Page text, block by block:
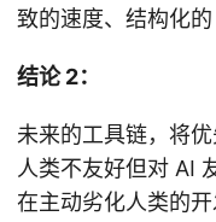
致的速度、结构化
结论 2：
未来的工具链，将
人类不友好但对 AI
在主动劣化人类的